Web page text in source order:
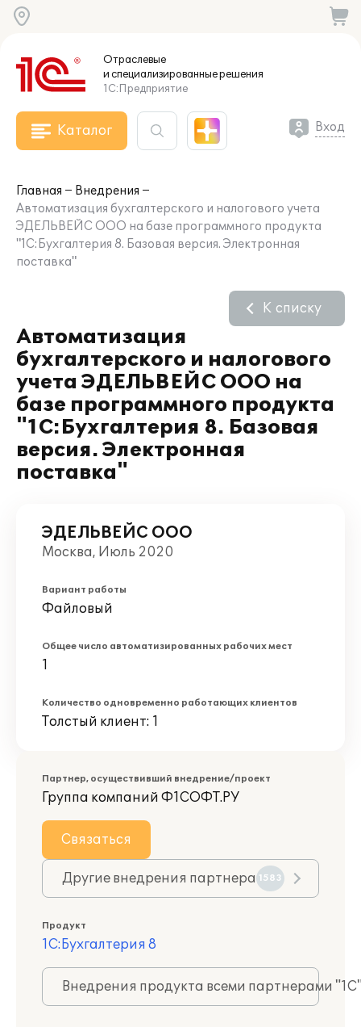
Отраслевые
и специализированныерешения
1С:Предприятие
Каталог Вход
Главная
Внедрения
Автоматизация бухгалтерского и налогового учета
ЭДЕЛЬВЕЙС ООО на базе программного продукта
"1С:Бухгалтерия 8. Базовая версия. Электронная
поставка"
Автоматизация
бухгалтерского и налогового
учета ЭДЕЛЬВЕЙС ООО на
базе программного продукта
"1С:Бухгалтерия 8. Базовая
версия. Электронная
поставка"
К списку
ЭДЕЛЬВЕЙС ООО
Москва, Июль 2020
Вариант работы
Файловый
Общее число автоматизированных рабочих мест
1
Количество одновременно работающих клиентов
Толстый клиент: 1
Партнер, осуществивший внедрение/проект
Группа компаний Ф1СОФТ.РУ
Связаться
Другие внедрения партнера 1583
Продукт
1С:Бухгалтерия 8
Внедрения продукта всеми партнерами